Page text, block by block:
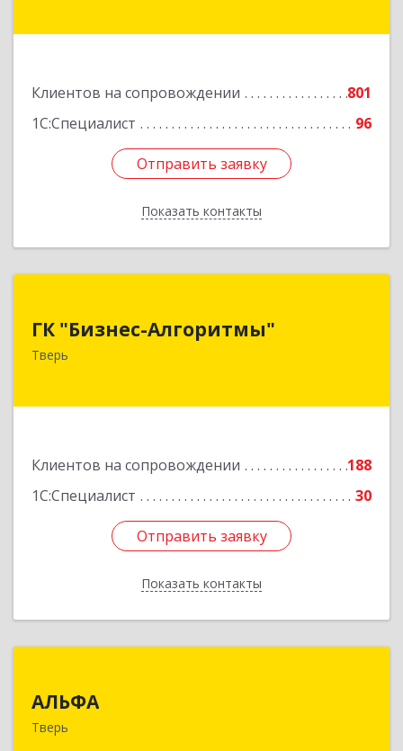
Клиентов на сопровождении
801
1С:Специалист
96
Отправить заявку
Показать контакты
Подробнее
Отправить заявку
Назад
ГК "Бизнес-Алгоритмы"
Тверь
Клиентов на сопровождении
188
1С:Специалист
30
Отправить заявку
Показать контакты
170006, Тверская обл, Тверь г, Брагина ул, дом
Подробнее
Отправить заявку
Назад
АЛЬФА
Тверь